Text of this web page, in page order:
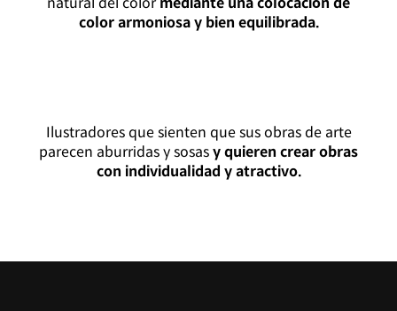
color armoniosa y bien equilibrada.
Ilustradores que sienten que sus obras de arte
parecen aburridas y sosasy quieren crear obras
con individualidad y atractivo.